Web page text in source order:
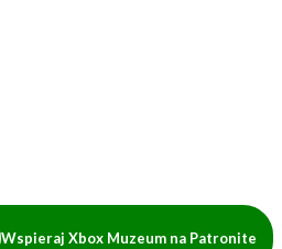
Wspieraj Xbox Muzeum na Patronite